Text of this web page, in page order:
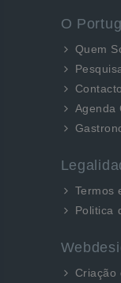
O
Quem
Agenda
Termos
Politica
Criação